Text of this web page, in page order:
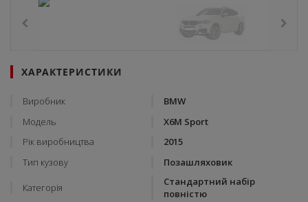
ХАРАКТЕРИСТИКИ
Виробник
BMW
Модель
X6M Sport
Рік виробництва
2015
Тип кузову
Позашляховик
Категорія
Стандартний набір
повністю